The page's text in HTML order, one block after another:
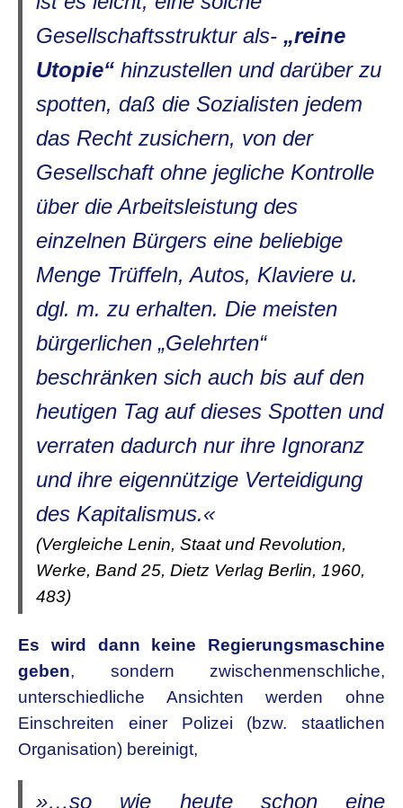
Gesellschaftsstruktur als- „reine
Utopie“ hinzustellen und darüber zu
spotten, daß die Sozialisten jedem
das Recht zusichern, von der
Gesellschaft ohne jegliche Kontrolle
über die Arbeitsleistung des
einzelnen Bürgers eine beliebige
Menge Trüffeln, Autos, Klaviere u.
dgl. m. zu erhalten. Die meisten
bürgerlichen „Gelehrten“
beschränken sich auch bis auf den
heutigen Tag auf dieses Spotten und
verraten dadurch nur ihre Ignoranz
und ihre eigennützige Verteidigung
des Kapitalismus.«
(Vergleiche Lenin, Staat und Revolution,
Werke, Band 25, Dietz Verlag Berlin, 1960,
483)
Es wird dann keine Regierungsmaschine
geben, sondern zwischenmenschliche,
unterschiedliche Ansichten werden ohne
Einschreiten einer Polizei (bzw. staatlichen
Organisation) bereinigt,
»…so wie heute schon eine